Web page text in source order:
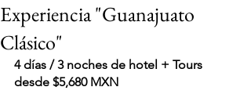
Experiencia "Guanajuato
Clásico"
4 días / 3 noches de hotel + Tours
desde $5,680 MXN